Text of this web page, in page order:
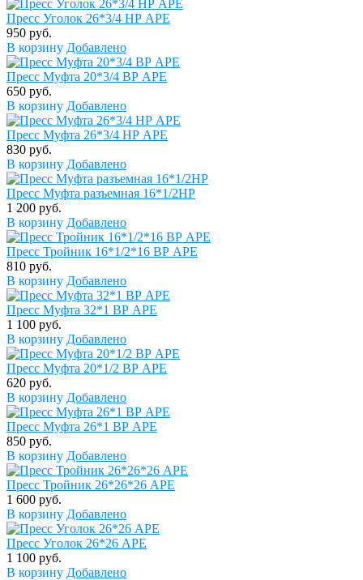
Пресс Уголок 26*3/4 НР APE
950 руб.
В корзину Добавлено
Пресс Муфта 20*3/4 ВР APE
650 руб.
В корзину Добавлено
Пресс Муфта 26*3/4 НР APE
830 руб.
В корзину Добавлено
Пресс Муфта разъемная 16*1/2НР
1 200 руб.
В корзину Добавлено
Пресс Тройник 16*1/2*16 ВР APE
810 руб.
В корзину Добавлено
Пресс Муфта 32*1 ВР APE
1 100 руб.
В корзину Добавлено
Пресс Муфта 20*1/2 ВР APE
620 руб.
В корзину Добавлено
Пресс Муфта 26*1 ВР APE
850 руб.
В корзину Добавлено
Пресс Тройник 26*26*26 APE
1 600 руб.
В корзину Добавлено
Пресс Уголок 26*26 APE
1 100 руб.
В корзину Добавлено